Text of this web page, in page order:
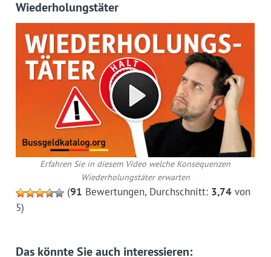
Wiederholungstäter
Erfahren Sie in diesem Video welche Konsequenzen
Wiederholungstäter erwarten
(91 Bewertungen, Durchschnitt: 3,74von
5)
Das könnte Sie auch interessieren: